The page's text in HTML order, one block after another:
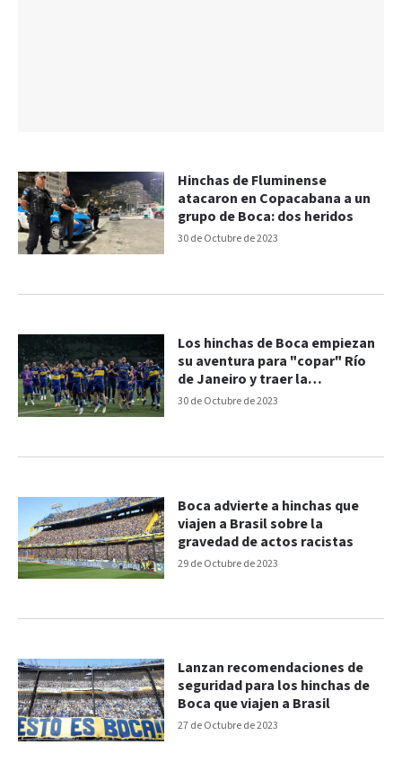
30 de Octubre de 2023
Hinchas de Fluminense
atacaron en Copacabana a un
grupo de Boca: dos heridos
30 de Octubre de 2023
Los hinchas de Boca empiezan
su aventura para "copar" Río
de Janeiro y traer la
Libertadores
29 de Octubre de 2023
Boca advierte a hinchas que
viajen a Brasil sobre la
gravedad de actos racistas
27 de Octubre de 2023
Lanzan recomendaciones de
seguridad para los hinchas de
Boca que viajen a Brasil